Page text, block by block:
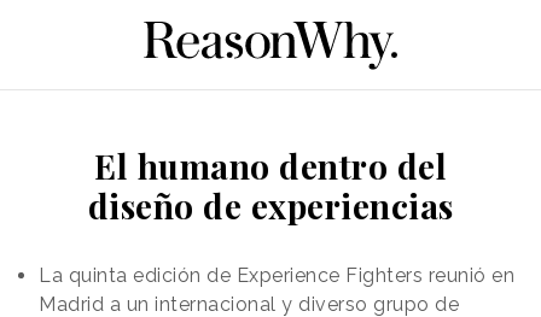
El humano dentro del
diseño de experiencias
La quinta edición de Experience Fighters reunió en
Madrid a un internacional y diverso grupo de